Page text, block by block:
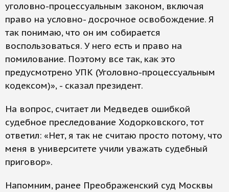
уголовно-процессуальным законом, включая
право на условно- досрочное освобождение. Я
так понимаю, что он им собирается
воспользоваться. У него есть и право на
помилование. Поэтому все так, как это
предусмотрено УПК (Уголовно-процессуальным
кодексом)», - сказал президент.
На вопрос, считает ли Медведев ошибкой
судебное преследование Ходорковского, тот
ответил: «Нет, я так не считаю просто потому, что
меня в университете учили уважать судебный
приговор».
Напомним, ранее Преображенский суд Москвы